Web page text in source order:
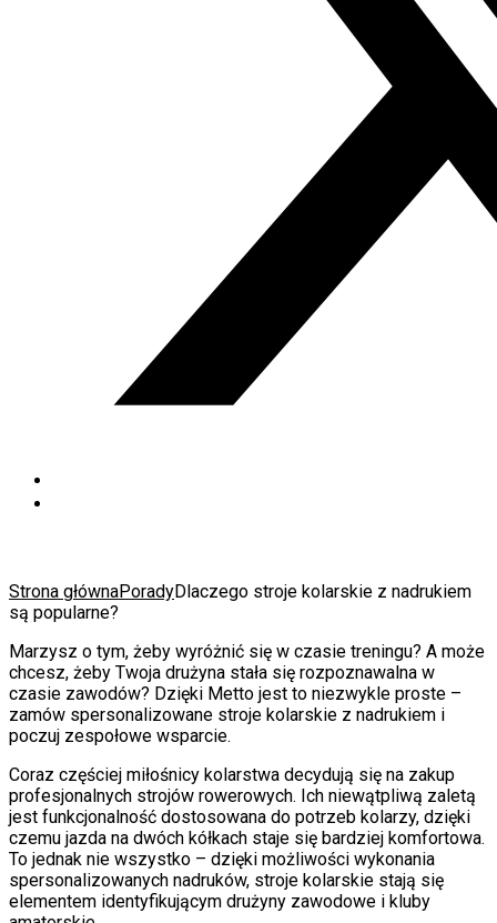
Strona głównaPoradyDlaczego stroje kolarskie z nadrukiem
są popularne?
Marzysz o tym, żeby wyróżnić się w czasie treningu? A może
chcesz, żeby Twoja drużyna stała się rozpoznawalna w
czasie zawodów? Dzięki Metto jest to niezwykle proste –
zamów spersonalizowane stroje kolarskie z nadrukiem i
poczuj zespołowe wsparcie.
Coraz częściej miłośnicy kolarstwa decydują się na zakup
profesjonalnych strojów rowerowych. Ich niewątpliwą zaletą
jest funkcjonalność dostosowana do potrzeb kolarzy, dzięki
czemu jazda na dwóch kółkach staje się bardziej komfortowa.
To jednak nie wszystko – dzięki możliwości wykonania
spersonalizowanych nadruków, stroje kolarskie stają się
elementem identyfikującym drużyny zawodowe i kluby